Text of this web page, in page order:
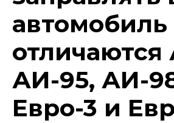
отличаются
АИ-95, АИ-
Евро-3 и